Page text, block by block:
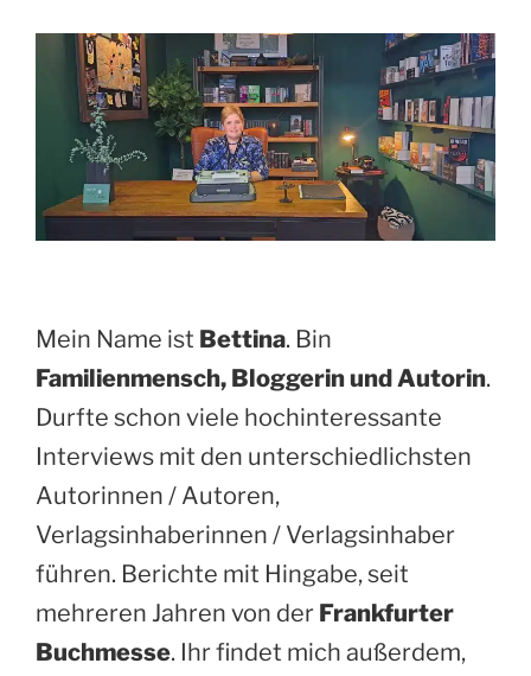
Mein Name ist Bettina. Bin
Familienmensch, Bloggerin und Autorin.
Durfte schon viele hochinteressante
Interviews mit den unterschiedlichsten
Autorinnen / Autoren,
Verlagsinhaberinnen / Verlagsinhaber
führen. Berichte mit Hingabe, seit
mehreren Jahren von der Frankfurter
Buchmesse. Ihr findet mich außerdem,